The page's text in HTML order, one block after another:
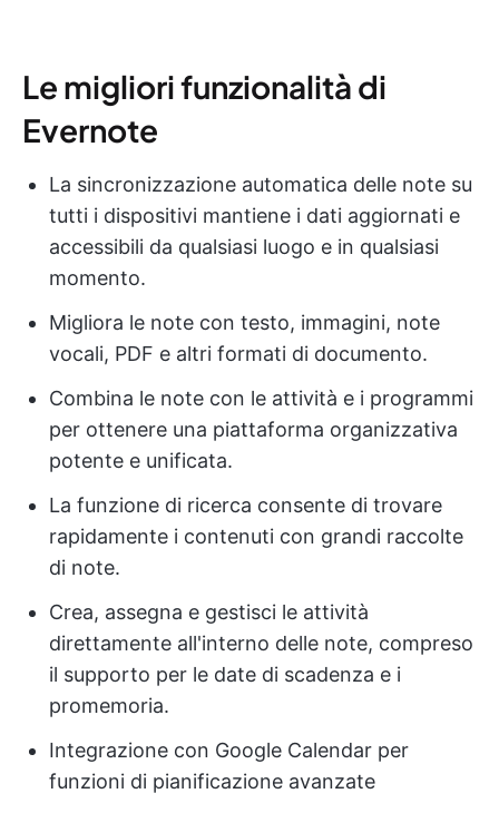
Le migliori funzionalità di
Evernote
La sincronizzazione automatica delle note su
tutti i dispositivi mantiene i dati aggiornati e
accessibili da qualsiasi luogo e in qualsiasi
momento.
Migliora le note con testo, immagini, note
vocali, PDF e altri formati di documento.
Combina le note con le attività e i programmi
per ottenere una piattaforma organizzativa
potente e unificata.
La funzione di ricerca consente di trovare
rapidamente i contenuti con grandi raccolte
di note.
Crea, assegna e gestisci le attività
direttamente all'interno delle note, compreso
il supporto per le date di scadenza e i
promemoria.
Integrazione con Google Calendar per
funzioni di pianificazione avanzate